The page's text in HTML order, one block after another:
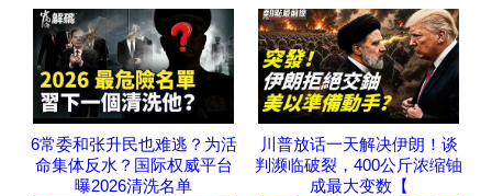
6常委和张升民也难逃？为活
命集体反水？国际权威平台
曝2026清洗名单
川普放话一天解决伊朗！谈
判濒临破裂，400公斤浓缩铀
成最大变数【